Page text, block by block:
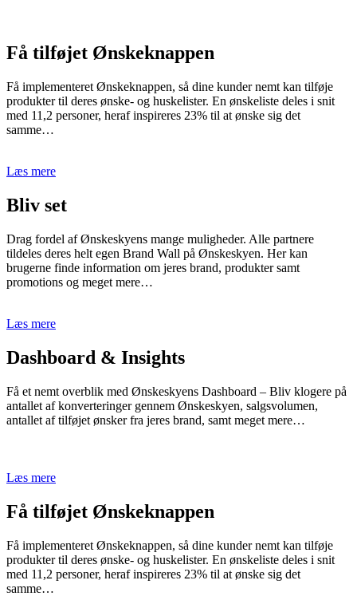
Få tilføjet Ønskeknappen
Få implementeret Ønskeknappen, så dine kunder nemt kan tilføje
produkter til deres ønske- og huskelister. En ønskeliste deles i snit
med 11,2 personer, heraf inspireres 23% til at ønske sig det
samme…
Læs mere
Bliv set
Drag fordel af Ønskeskyens mange muligheder. Alle partnere
tildeles deres helt egen Brand Wall på Ønskeskyen. Her kan
brugerne finde information om jeres brand, produkter samt
promotions og meget mere…
Læs mere
Dashboard & Insights
Få et nemt overblik med Ønskeskyens Dashboard – Bliv klogere på
antallet af konverteringer gennem Ønskeskyen, salgsvolumen,
antallet af tilføjet ønsker fra jeres brand, samt meget mere…
Læs mere
Få tilføjet Ønskeknappen
Få implementeret Ønskeknappen, så dine kunder nemt kan tilføje
produkter til deres ønske- og huskelister. En ønskeliste deles i snit
med 11,2 personer, heraf inspireres 23% til at ønske sig det
samme…